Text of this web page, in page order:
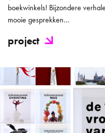
boekwinkels! Bijzondere
mooie gesprekken…
project